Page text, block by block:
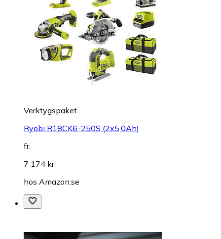
Verktygspaket
Ryobi R18CK6-250S (2x5,0Ah)
fr.
7 174 kr
hos Amazon.se